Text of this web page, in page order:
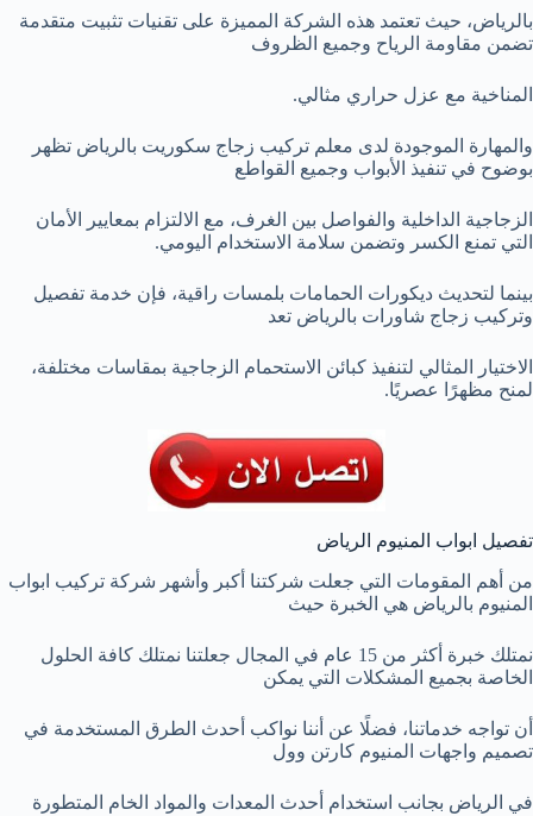
بالرياض، حيث تعتمد هذه الشركة المميزة على تقنيات تثبيت متقدمة
تضمن مقاومة الرياح وجميع الظروف
المناخية مع عزل حراري مثالي.
والمهارة الموجودة لدى معلم تركيب زجاج سكوريت بالرياض تظهر
بوضوح في تنفيذ الأبواب وجميع القواطع
الزجاجية الداخلية والفواصل بين الغرف، مع الالتزام بمعايير الأمان
التي تمنع الكسر وتضمن سلامة الاستخدام اليومي.
بينما لتحديث ديكورات الحمامات بلمسات راقية، فإن خدمة تفصيل
وتركيب زجاج شاورات بالرياض تعد
الاختيار المثالي لتنفيذ كبائن الاستحمام الزجاجية بمقاسات مختلفة،
لمنح مظهرًا عصريًا.
تفصيل ابواب المنيوم الرياض
من أهم المقومات التي جعلت شركتنا أكبر وأشهر شركة تركيب ابواب
المنيوم بالرياض هي الخبرة حيث
نمتلك خبرة أكثر من 15 عام في المجال جعلتنا نمتلك كافة الحلول
الخاصة بجميع المشكلات التي يمكن
أن تواجه خدماتنا، فضلًا عن أننا نواكب أحدث الطرق المستخدمة في
تصميم واجهات المنيوم كارتن وول
في الرياض بجانب استخدام أحدث المعدات والمواد الخام المتطورة